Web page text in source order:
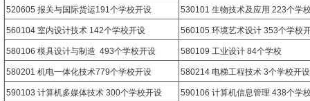
520605 报关与国际货运191个学校开设 530101 生物技术及应用 223个学
560104 室内设计技术 142个学校开设 560105 环境艺术设计 353个学校
580106 模具设计与制造 493个学校开设 580109 工业设计 84个学校
580201 机电一体化技术779个学校开设 580214 电梯工程技术 3个学校开设
590103 计算机多媒体技术 300个学校开设 590106 计算机信息管理 438个学